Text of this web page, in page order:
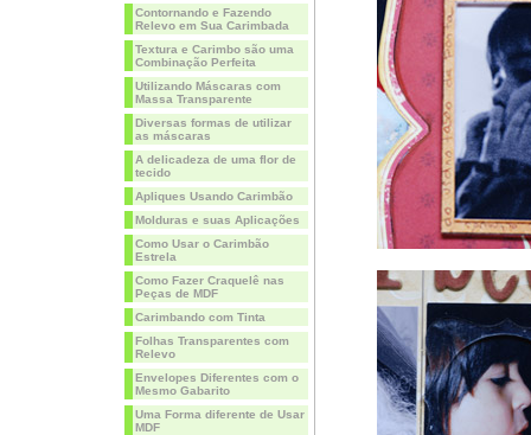
Contornando e Fazendo
Relevo em Sua Carimbada
Textura e Carimbo são uma
Combinação Perfeita
Utilizando Máscaras com
Massa Transparente
Diversas formas de utilizar
as máscaras
A delicadeza de uma flor de
tecido
Apliques Usando Carimbão
Molduras e suas Aplicações
Como Usar o Carimbão
Estrela
Como Fazer Craquelê nas
Peças de MDF
Carimbando com Tinta
Folhas Transparentes com
Relevo
Envelopes Diferentes com o
Mesmo Gabarito
Uma Forma diferente de Usar
MDF